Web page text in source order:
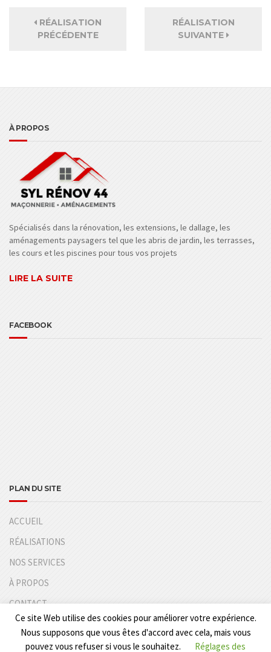
RÉALISATION
PRÉCÉDENTE
RÉALISATION
SUIVANTE
À PROPOS
Spécialisés dans la rénovation, les extensions, le dallage, les
aménagements paysagers tel que les abris de jardin, les terrasses,
les cours et les piscines pour tous vos projets
LIRE LA SUITE
FACEBOOK
PLAN DU SITE
ACCUEIL
RÉALISATIONS
NOS SERVICES
À PROPOS
CONTACT
Mentions légales
Conditions générales de vente
Ce site Web utilise des cookies pour améliorer votre expérience.
Nous supposons que vous êtes d'accord avec cela, mais vous
pouvez vous refuser si vous le souhaitez.
Réglages des